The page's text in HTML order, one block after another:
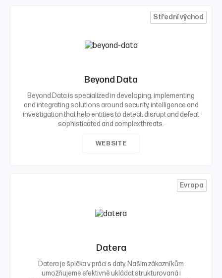
Střední východ
Beyond Data
Beyond Data is specialized in developing, implementing
and integrating solutions around security, intelligence and
investigation that help entities to detect, disrupt and defeat
sophisticated and complex threats.
WEBSITE
Evropa
Datera
Datera je špička v práci s daty. Našim zákazníkům
umožňujeme efektivně ukládat strukturovaná i